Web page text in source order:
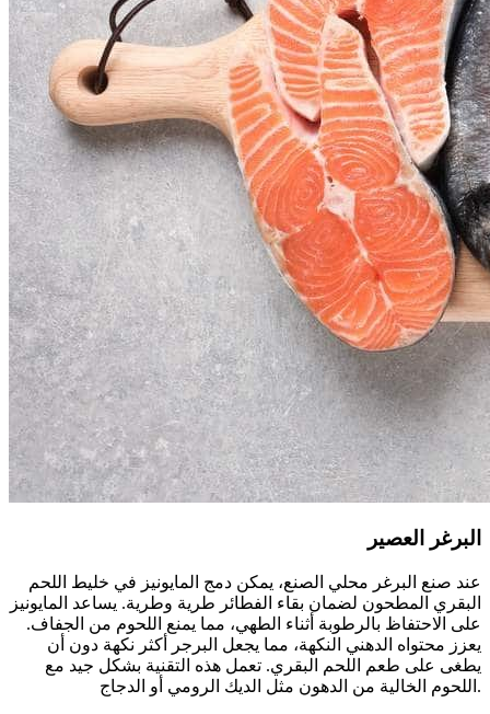
البرغر العصير
عند صنع البرغر محلي الصنع، يمكن دمج المايونيز في خليط اللحم
البقري المطحون لضمان بقاء الفطائر طرية وطرية. يساعد المايونيز
على الاحتفاظ بالرطوبة أثناء الطهي، مما يمنع اللحوم من الجفاف.
يعزز محتواه الدهني النكهة، مما يجعل البرجر أكثر نكهة دون أن
يطغى على طعم اللحم البقري. تعمل هذه التقنية بشكل جيد مع
اللحوم الخالية من الدهون مثل الديك الرومي أو الدجاج.